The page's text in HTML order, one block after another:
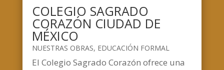
COLEGIO SAGRADO
CORAZÓN CIUDAD DE
MÉXICO
NUESTRAS OBRAS, EDUCACIÓN FORMAL
El Colegio Sagrado Corazón ofrece una